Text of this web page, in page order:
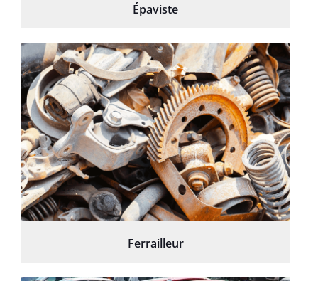
Épaviste
Ferrailleur